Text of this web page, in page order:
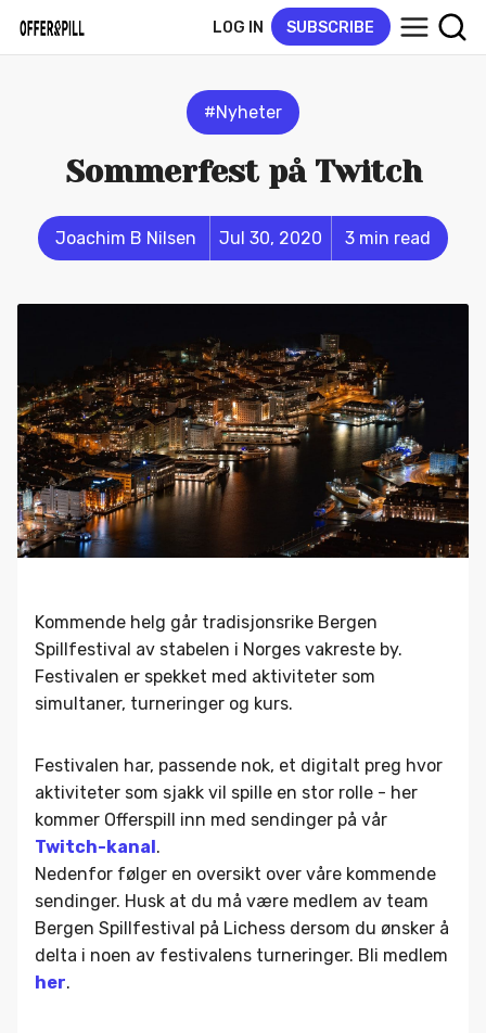
LOG IN SUBSCRIBE
#Nyheter
Sommerfest på Twitch
Joachim B Nilsen Jul 30, 2020 3 min read
Kommende helg går tradisjonsrike Bergen
Spillfestival av stabelen i Norges vakreste by.
Festivalen er spekket med aktiviteter som
simultaner, turneringer og kurs.
Festivalen har, passende nok, et digitalt preg hvor
aktiviteter som sjakk vil spille en stor rolle - her
kommer Offerspill inn med sendinger på vår
Twitch-kanal.
Nedenfor følger en oversikt over våre kommende
sendinger. Husk at du må være medlem av team
Bergen Spillfestival på Lichess dersom du ønsker å
delta i noen av festivalens turneringer. Bli medlem
her.